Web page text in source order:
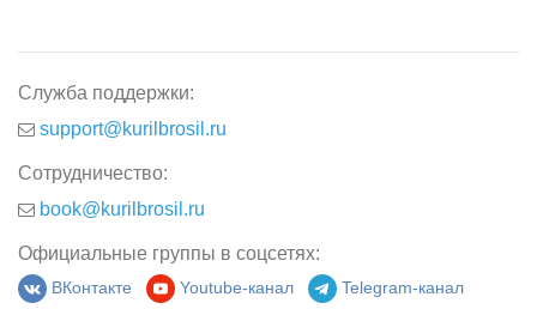
Служба поддержки:
support@kurilbrosil.ru
Сотрудничество:
book@kurilbrosil.ru
Официальные группы в соцсетях:
ВКонтакте Youtube-канал Telegram-канал